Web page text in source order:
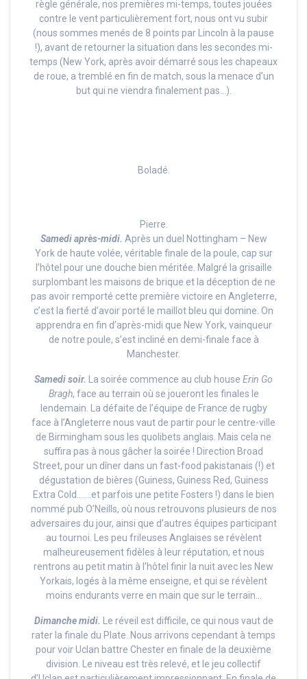
règle générale, nos premières mi-temps, toutes jouées
contre le vent particulièrement fort, nous ont vu subir
(nous sommes menés de 8 points par Lincoln à la pause
!), avant de retourner la situation dans les secondes mi-
temps (New York, après avoir démarré sous les chapeaux
de roue, a tremblé en fin de match, sous la menace d’un
but qui ne viendra finalement pas…).
Boladé.
Pierre.
Samedi après-midi. Après un duel Nottingham – New
York de haute volée, véritable finale de la poule, cap sur
l’hôtel pour une douche bien méritée. Malgré la grisaille
surplombant les maisons de brique et la déception de ne
pas avoir remporté cette première victoire en Angleterre,
c’est la fierté d’avoir porté le maillot bleu qui domine. On
apprendra en fin d’après-midi que New York, vainqueur
de notre poule, s’est incliné en demi-finale face à
Manchester.
Samedi soir. La soirée commence au club house Erin Go
Bragh, face au terrain où se joueront les finales le
lendemain. La défaite de l’équipe de France de rugby
face à l’Angleterre nous vaut de partir pour le centre-ville
de Birmingham sous les quolibets anglais. Mais cela ne
suffira pas à nous gâcher la soirée ! Direction Broad
Street, pour un dîner dans un fast-food pakistanais (!) et
dégustation de bières (Guiness, Guiness Red, Guiness
Extra Cold…….et parfois une petite Fosters !) dans le bien
nommé pub O’Neills, où nous retrouvons plusieurs de nos
adversaires du jour, ainsi que d’autres équipes participant
au tournoi. Les peu frileuses Anglaises se révèlent
malheureusement fidèles à leur réputation, et nous
rentrons au petit matin à l’hôtel finir la nuit avec les New
Yorkais, logés à la même enseigne, et qui se révèlent
moins endurants verre en main que sur le terrain…
Dimanche midi. Le réveil est difficile, ce qui nous vaut de
rater la finale du Plate. Nous arrivons cependant à temps
pour voir Uclan battre Chester en finale de la deuxième
division. Le niveau est très relevé, et le jeu collectif